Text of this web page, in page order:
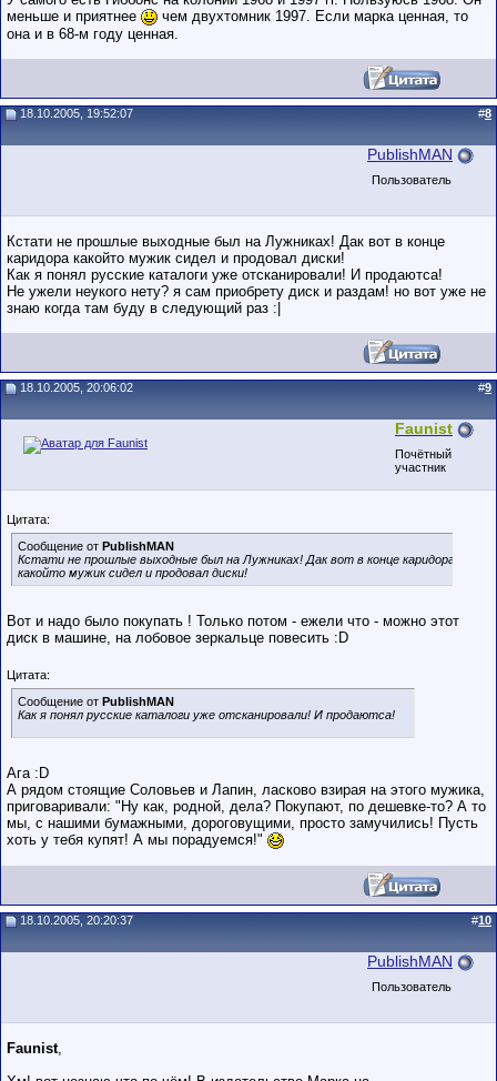
меньше и приятнее
чем двухтомник 1997. Если марка ценная, то
она и в 68-м году ценная.
18.10.2005, 19:52:07 #8
PublishMAN
Пользователь
Кстати не прошлые выходные был на Лужниках! Дак вот в конце
каридора какойто мужик сидел и продовал диски!
Как я понял русские каталоги уже отсканировали! И продаютса!
Не ужели неукого нету? я сам приобрету диск и раздам! но вот уже не
знаю когда там буду в следующий раз :|
18.10.2005, 20:06:02 #9
Faunist
Почётный
участник
Цитата:
Сообщение от PublishMAN
Кстати не прошлые выходные был на Лужниках! Дак вот в конце каридора
какойто мужик сидел и продовал диски!
Вот и надо было покупать ! Только потом - ежели что - можно этот
диск в машине, на лобовое зеркальце повесить :D
Цитата:
Сообщение от PublishMAN
Как я понял русские каталоги уже отсканировали! И продаютса!
Ага :D
А рядом стоящие Соловьев и Лапин, ласково взирая на этого мужика,
приговаривали: "Ну как, родной, дела? Покупают, по дешевке-то? А то
мы, с нашими бумажными, дороговущими, просто замучились! Пусть
хоть у тебя купят! А мы порадуемся!"
18.10.2005, 20:20:37 #10
PublishMAN
Пользователь
Faunist,